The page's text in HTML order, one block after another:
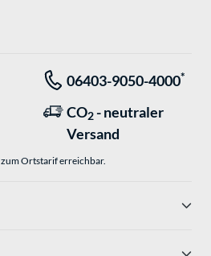
06403-9050-4000*
CO2 - neutraler
Versand
Ortstarif erreichbar.